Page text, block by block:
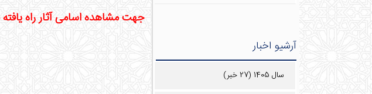
آرشیو اخبار
سال 1405 (27 خبر)
جهت مشاهده اسامی آثار راه‌